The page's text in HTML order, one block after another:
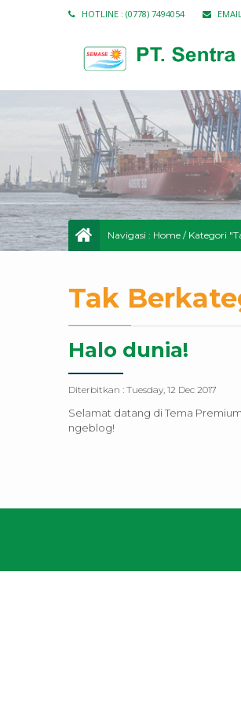
HOTLINE : (0778) 7494054
Navigasi : Home / Kategori
Tak
Halo dunia!
Diterbitkan : Tuesday, 12 Dec 2017
Selamat datang di Tema
ngeblog!